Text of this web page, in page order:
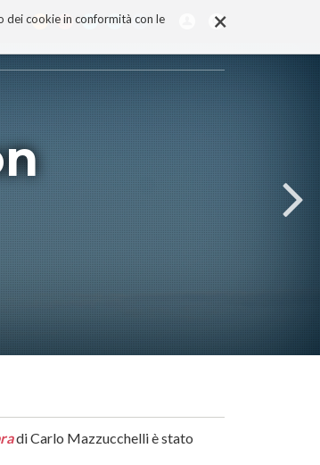
×
dei cookie in conformità con le
di Carlo Mazzucchelli è stato